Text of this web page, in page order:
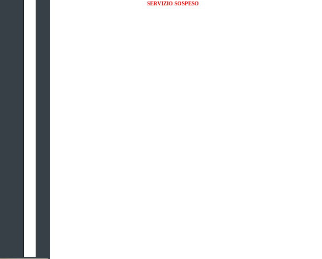
SERVIZIO SOSPESO